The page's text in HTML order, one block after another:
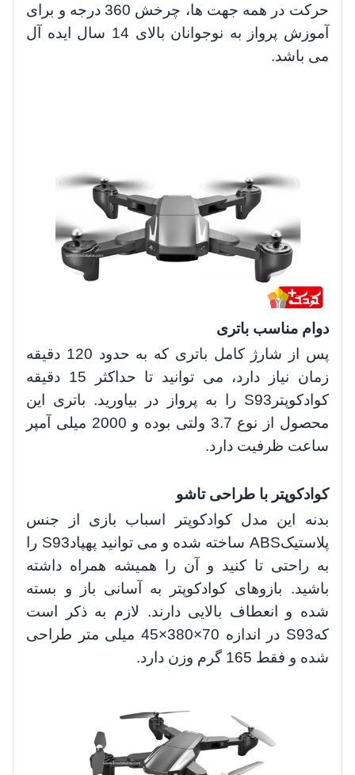
حرکت در همه جهت ها، چرخش 360 درجه و برای
آموزش پرواز به نوجوانان بالای 14 سال ایده آل
می باشد.
دوام مناسب باتری
پس از شارژ کامل باتری که به حدود 120 دقیقه
زمان نیاز دارد، می توانید تا حداکثر 15 دقیقه
کوادکوپتر S93 را به پرواز در بیاورید. باتری این
محصول از نوع 3.7 ولتی بوده و 2000 میلی آمپر
ساعت ظرفیت دارد.
کوادکوپتر با طراحی تاشو
بدنه این مدل کوادکوپتر اسباب بازی از جنس
پلاستیکABS ساخته شده و می توانید پهپادS93 را
به راحتی تا کنید و آن را همیشه همراه داشته
باشید. بازوهای کوادکوپتر به آسانی باز و بسته
شده و انعطاف بالایی دارند. لازم به ذکر است
کهS93 در اندازه 70 ×
380
×
45 میلی متر طراحی
شده و فقط 165 گرم وزن دارد.